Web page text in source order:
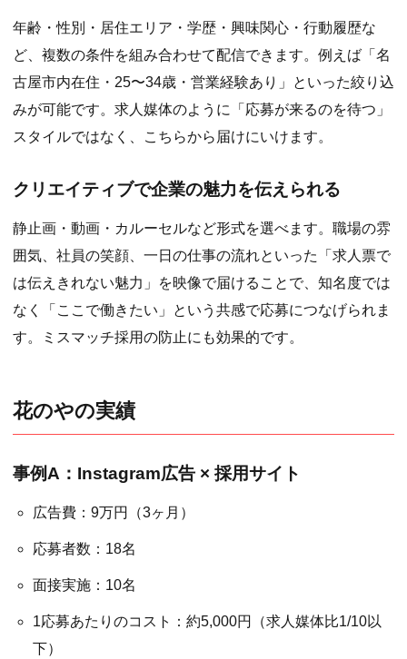
年齢・性別・居住エリア・学歴・興味関心・行動履歴な
ど、複数の条件を組み合わせて配信できます。例えば「名
古屋市内在住・25〜34歳・営業経験あり」といった絞り込
みが可能です。求人媒体のように「応募が来るのを待つ」
スタイルではなく、こちらから届けにいけます。
クリエイティブで企業の魅力を伝えられる
静止画・動画・カルーセルなど形式を選べます。職場の雰
囲気、社員の笑顔、一日の仕事の流れといった「求人票で
は伝えきれない魅力」を映像で届けることで、知名度では
なく「ここで働きたい」という共感で応募につなげられま
す。ミスマッチ採用の防止にも効果的です。
花のやの実績
事例A：Instagram広告 × 採用サイト
広告費：9万円（3ヶ月）
応募者数：18名
面接実施：10名
1応募あたりのコスト：約5,000円（求人媒体比1/10以
下）